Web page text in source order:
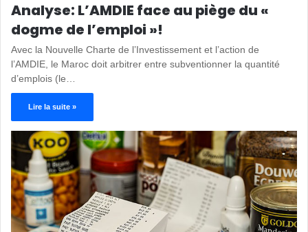
Analyse: L’AMDIE face au piège du «
dogme de l’emploi »!
Avec la Nouvelle Charte de l’Investissement et l’action de
l’AMDIE, le Maroc doit arbitrer entre subventionner la quantité
d’emplois (le…
Lire la suite »